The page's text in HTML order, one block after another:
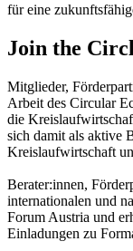
für eine
Join the
Mitglieder,
Arbeit des Circular
die
sich damit als aktive
Kreislaufwirtschaft
Berater:innen,
internationalen und
Forum Austria und
Einladungen zu